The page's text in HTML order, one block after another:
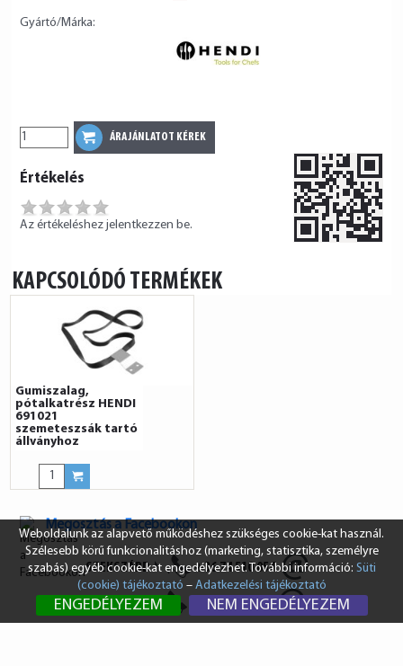
SZEKSZÁRD +36 74 510 054
info@vendi.hu
BUDAPEST +36 1 431 8687
Gyártó/Márka:
Értékelés
Az értékeléshez jelentkezzen be.
KAPCSOLÓDÓ TERMÉKEK
Gumiszalag,
pótalkatrész HENDI
691021
szemeteszsák tartó
állványhoz
Megosztás a Facebookon
Weboldalunk az alapvető működéshez szükséges cookie-kat használ.
Szélesebb körű funkcionalitáshoz (marketing, statisztika, személyre
szabás) egyéb cookie-kat engedélyezhet. További információ: Süti
(cookie) tájékoztató – Adatkezelési tájékoztató
ENGEDÉLYEZEM NEM ENGEDÉLYEZEM